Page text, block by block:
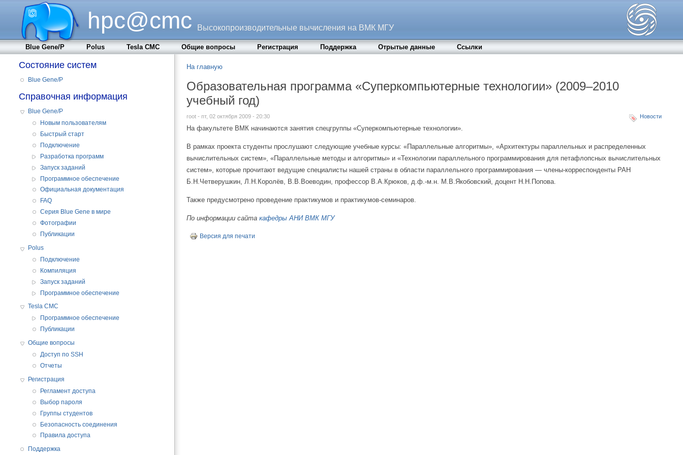
hpc@cmc Высокопроизводительные вычисления на ВМК МГУ
Blue Gene/P Polus Tesla CMC Общие вопросы Регистрация Поддержка Отрытые данные Cсылки
Состояние систем
Blue Gene/P
Справочная информация
Blue Gene/P
Новым пользователям
Быстрый старт
Подключение
Разработка программ
Запуск заданий
Программное обеспечение
Официальная документация
FAQ
Серия Blue Gene в мире
Фотографии
Публикации
Polus
Подключение
Компиляция
Запуск заданий
Программное обеспечение
Tesla CMC
Программное обеспечение
Публикации
Общие вопросы
Доступ по SSH
Отчеты
Регистрация
Регламент доступа
Выбор пароля
Группы студентов
Безопасность соединения
Правила доступа
Поддержка
На главную
Образовательная программа «Суперкомпьютерные технологии» (2009–2010
учебный год)
Новости
root - пт, 02 октября 2009 - 20:30
На факультете ВМК начинаются занятия спецгруппы «Суперкомпьютерные технологии».
В рамках проекта студенты прослушают следующие учебные курсы: «Параллельные алгоритмы», «Архитектуры параллельных и распределенных
вычислительных систем», «Параллельные методы и алгоритмы» и «Технологии параллельного программирования для петафлопсных вычислительных
систем», которые прочитают ведущие специалисты нашей страны в области параллельного программирования — члены-корреспонденты РАН
Б.Н.Четверушкин, Л.Н.Королёв, В.В.Воеводин, профессор В.А.Крюков, д.ф.-м.н. М.В.Якобовский, доцент Н.Н.Попова.
Также предусмотрено проведение практикумов и практикумов-семинаров.
По информации сайтакафедры АНИ ВМК МГУ
Версия для печати